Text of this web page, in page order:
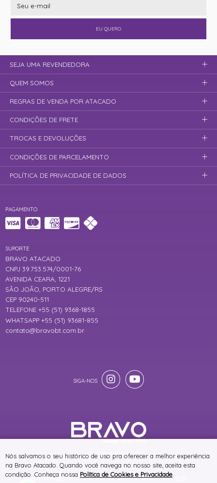
EU QUERO
PAGAMENTO
SITE 100% SEGURO PLATAFORMA B2B
SUPORTE
BRAVO ATACADO
CNPJ 39.753.574/0001-76
AVENIDA CEARA, 1221
SÃO JOÃO, PORTO ALEGRE/RS
CEP 90240-511
TELEFONE +55 (51) 9368-1855
WHATSAPP +55 (51) 93681-855
contato@bravobt.com.br
SEJA UMA REVENDEDORA
QUEM SOMOS
REGRAS DE VENDA POR ATACADO
CONDIÇÕES DE FRETE
TROCAS E DEVOLUÇÕES
CONDIÇÕES DE PARCELAMENTO
POLÍTICA DE PRIVACIDADE DE DADOS
® TODOS DIREITOS RESERVADOS
Nós salvamos o seu histórico de uso pra oferecer a melhor experiência
na Bravo Atacado. Quando você navega no nosso site, aceita esta
condição. Conheça nossa Política de Cookies e Privacidade